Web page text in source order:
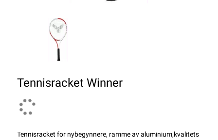
Tennisracket Winner
Tennisracket for nybegynnere, ramme av aluminium,kvalitets